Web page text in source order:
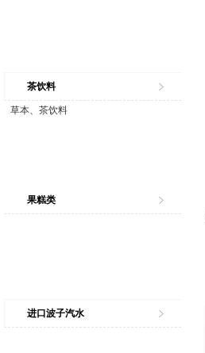
茶饮料
草本、茶饮料
果糕类
进口波子汽水